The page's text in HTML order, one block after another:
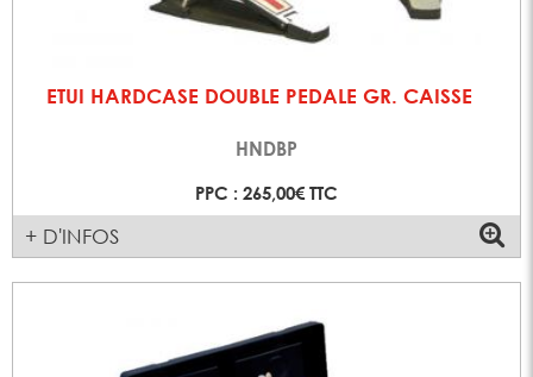
ETUI HARDCASE DOUBLE PEDALE GR. CAISSE
HNDBP
PPC : 265,00€ TTC
+ D'INFOS